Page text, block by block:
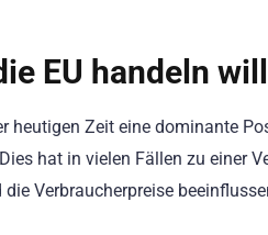
EU handeln will
heutigen Zeit eine dominante
hat in vielen Fällen zu einer
Verbraucherpreise